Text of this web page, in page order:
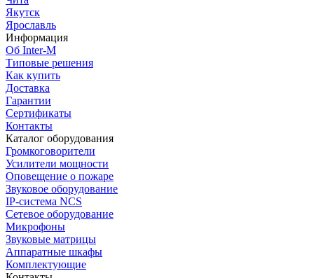
Якутск
Ярославль
Информация
Об Inter-M
Типовые решения
Как купить
Доставка
Гарантии
Сертификаты
Контакты
Каталог оборудования
Громкоговорители
Усилители мощности
Оповещение о пожаре
Звуковое оборудование
IP-система NCS
Сетевое оборудование
Микрофоны
Звуковые матрицы
Аппаратные шкафы
Комплектующие